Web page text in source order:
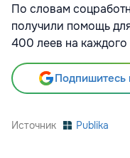
По словам
получили помощь
400 леев на каждого
Подпишитесь
Источник Publika